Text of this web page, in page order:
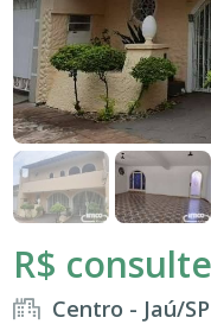
R$ consulte
Centro - Jaú/